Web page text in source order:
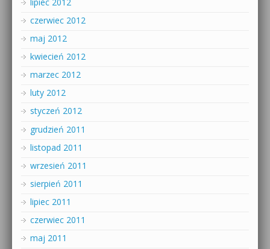
czerwiec 2012
maj 2012
kwiecień 2012
marzec 2012
luty 2012
styczeń 2012
grudzień 2011
listopad 2011
wrzesień 2011
sierpień 2011
lipiec 2011
czerwiec 2011
maj 2011